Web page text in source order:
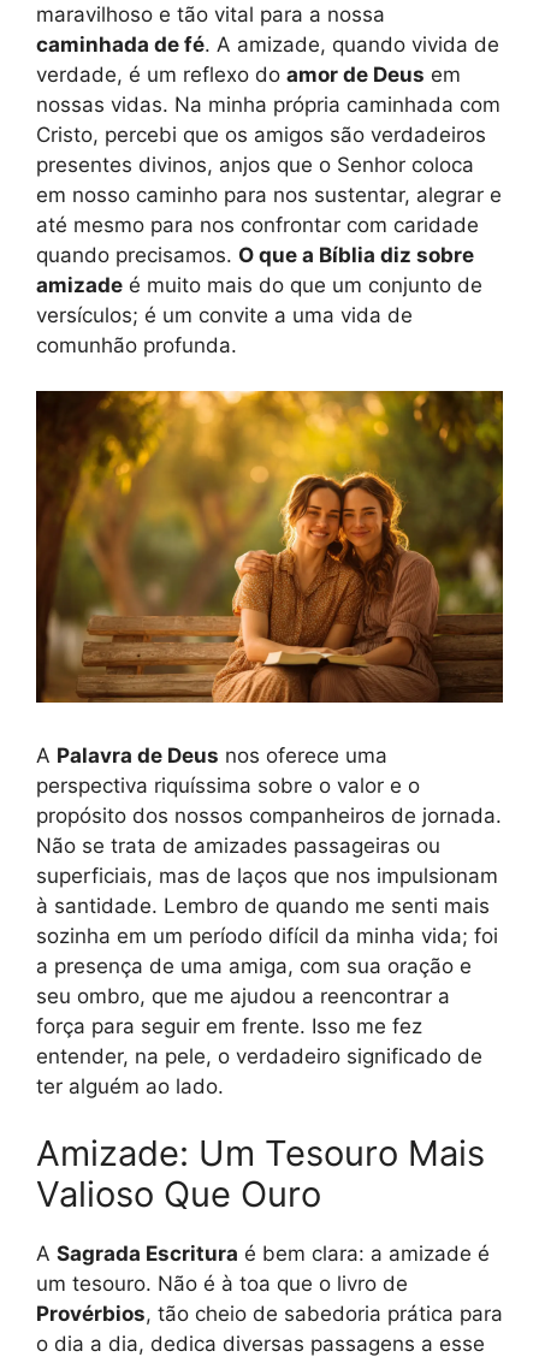
maravilhoso e tão vital para a nossa
caminhada de fé. A amizade, quando vivida de
verdade, é um reflexo do amor de Deus em
nossas vidas. Na minha própria caminhada com
Cristo, percebi que os amigos são verdadeiros
presentes divinos, anjos que o Senhor coloca
em nosso caminho para nos sustentar, alegrar e
até mesmo para nos confrontar com caridade
quando precisamos. O que a Bíblia diz sobre
amizade é muito mais do que um conjunto de
versículos; é um convite a uma vida de
comunhão profunda.
A Palavra de Deus nos oferece uma
perspectiva riquíssima sobre o valor e o
propósito dos nossos companheiros de jornada.
Não se trata de amizades passageiras ou
superficiais, mas de laços que nos impulsionam
à santidade. Lembro de quando me senti mais
sozinha em um período difícil da minha vida; foi
a presença de uma amiga, com sua oração e
seu ombro, que me ajudou a reencontrar a
força para seguir em frente. Isso me fez
entender, na pele, o verdadeiro significado de
ter alguém ao lado.
Amizade: Um Tesouro Mais
Valioso Que Ouro
A Sagrada Escritura é bem clara: a amizade é
um tesouro. Não é à toa que o livro de
Provérbios, tão cheio de sabedoria prática para
o dia a dia, dedica diversas passagens a esse